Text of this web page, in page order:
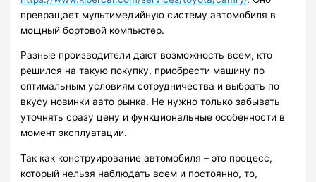
превращает мультимедийную систему автомобиля в
мощный бортовой компьютер.
Разные производители дают возможность всем, кто
решился на такую покупку, приобрести машину по
оптимальным условиям сотрудничества и выбрать по
вкусу новинки авто рынка. Не нужно только забывать
уточнять сразу цену и функциональные особенности в
момент эксплуатации.
Так как конструирование автомобиля – это процесс,
который нельзя наблюдать всем и постоянно, то,